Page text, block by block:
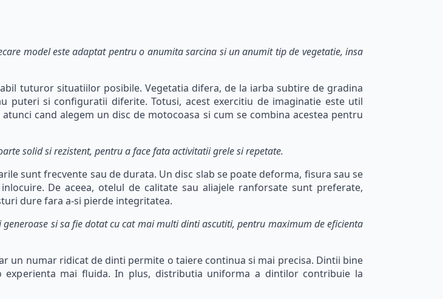
model este adaptat pentru o anumita sarcina si un anumit tip de vegetatie, insa
tuturor situatiilor posibile. Vegetatia difera, de la iarba subtire de gradina
puteri si configuratii diferite. Totusi, acest exercitiu de imaginatie este util
cand alegem un disc de motocoasa si cum se combina acestea pentru
solid si rezistent, pentru a face fata activitatii grele si repetate.
sunt frecvente sau de durata. Un disc slab se poate deforma, fisura sau se
De aceea, otelul de calitate sau aliajele ranforsate sunt preferate,
dure fara a-si pierde integritatea.
si sa fie dotat cu cat mai multi dinti ascutiti, pentru maximum de eficienta
un numar ridicat de dinti permite o taiere continua si mai precisa. Dintii bine
mai fluida. In plus, distributia uniforma a dintilor contribuie la